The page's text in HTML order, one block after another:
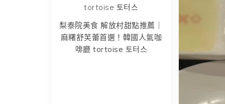
梨泰院美食 解放村甜點推薦｜
麻糬舒芙蕾首選！韓國人氣咖
啡廳 tortoise 토터스